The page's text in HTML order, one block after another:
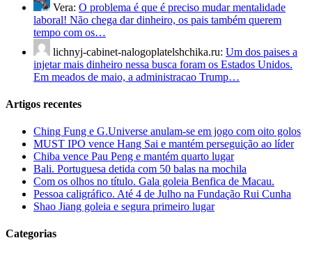
Vera: O problema é que é preciso mudar mentalidade
laboral! Não chega dar dinheiro, os pais também querem
tempo com os…
lichnyj-cabinet-nalogoplatelshchika.ru: Um dos paises a
injetar mais dinheiro nessa busca foram os Estados Unidos.
Em meados de maio, a administracao Trump…
Artigos recentes
Ching Fung e G.Universe anulam-se em jogo com oito golos
MUST IPO vence Hang Sai e mantém perseguição ao líder
Chiba vence Pau Peng e mantém quarto lugar
Bali. Portuguesa detida com 50 balas na mochila
Com os olhos no título. Gala goleia Benfica de Macau.
Pessoa caligráfico. Até 4 de Julho na Fundação Rui Cunha
Shao Jiang goleia e segura primeiro lugar
Categorias